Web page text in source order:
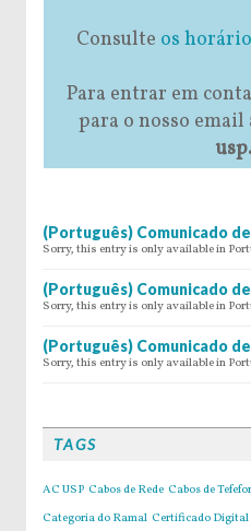
Consulte os
Para entrar em
para o nosso email
(Português) Comunicado
Sorry, this entry is only available in
(Português) Comunicado
Sorry, this entry is only available in
(Português) Comunicado
Sorry, this entry is only available in
TAGS
AC USP Cabos de Rede Cabos de
Categoria do Ramal Certificado Digital